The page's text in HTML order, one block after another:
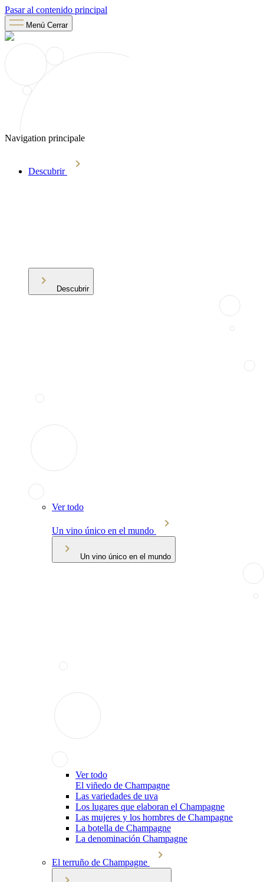
Pasar al contenido principal
Menú Cerrar
Navigation principale
Descubrir
Descubrir
Ver todo
Un vino único en el mundo
Un vino único en el mundo
Ver todo
El viñedo de Champagne
Las variedades de uva
Los lugares que elaboran el Champagne
Las mujeres y los hombres de Champagne
La botella de Champagne
La denominación Champagne
El terruño de Champagne